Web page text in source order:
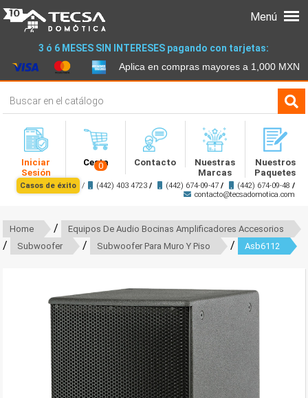
3 ó 6 MESES SIN INTERESES pagando con tarjetas:
Aplica en compras mayores a 1,000 MXN
Iniciar
Sesión
Cesta
0 Contacto
Nuestras
Marcas
Nuestros
Paquetes
Casos de éxito / (442) 403 4723 / (442) 674-09-47 / (442) 674-09-48 /
contacto@tecsadomotica.com
Menú
Home / Equipos De Audio Bocinas Amplificadores Accesorios
/ Subwoofer / Subwoofer Para Muro Y Piso / Asb6112